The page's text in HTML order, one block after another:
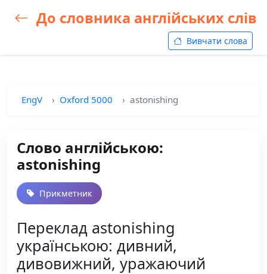
До словника англійських слів
Вивчати слова
EngV Oxford 5000 astonishing
Слово англійською:
astonishing
Прикметник
Переклад astonishing
українською: дивний,
дивовижний, уражаючий